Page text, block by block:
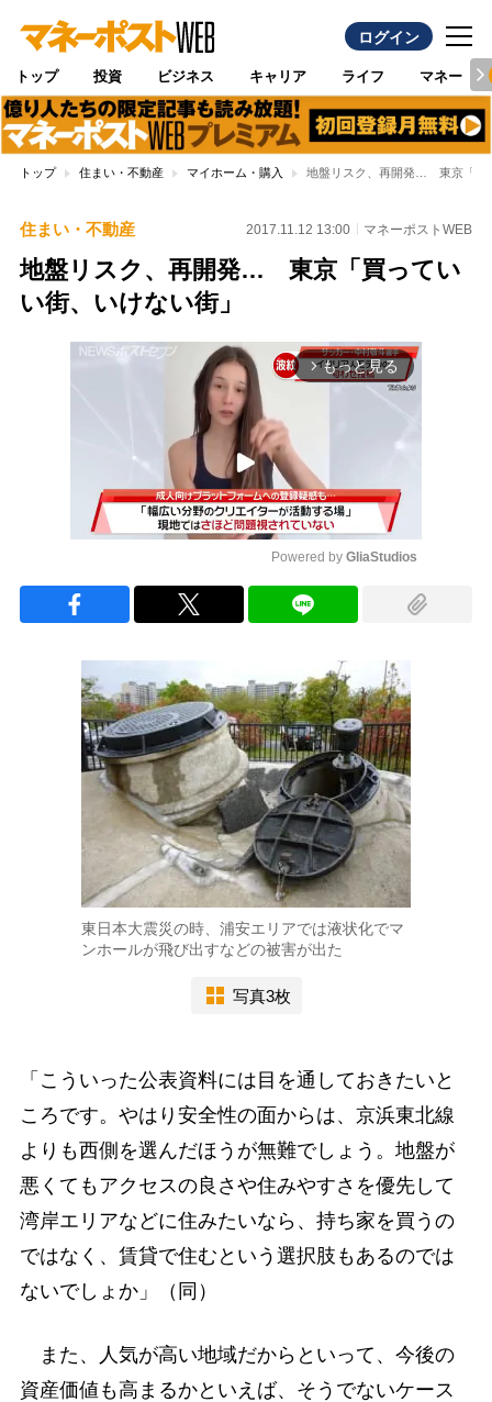
ログイン
トップ 投資 ビジネス キャリア ライフ マネー
トップ 住まい・不動産 マイホーム・購入 地盤リスク、再開発… 東京「買
住まい・不動産 2017.11.12 13:00 マネーポストWEB
地盤リスク、再開発… 東京「買ってい
い街、いけない街」
arrow_forward_ios もっと見る
Powered by GliaStudios
東日本大震災の時、浦安エリアでは液状化でマ
ンホールが飛び出すなどの被害が出た
写真3枚
「こういった公表資料には目を通しておきたいと
ころです。やはり安全性の面からは、京浜東北線
よりも西側を選んだほうが無難でしょう。地盤が
悪くてもアクセスの良さや住みやすさを優先して
湾岸エリアなどに住みたいなら、持ち家を買うの
ではなく、賃貸で住むという選択肢もあるのでは
ないでしょか」（同）
また、人気が高い地域だからといって、今後の
資産価値も高まるかといえば、そうでないケース